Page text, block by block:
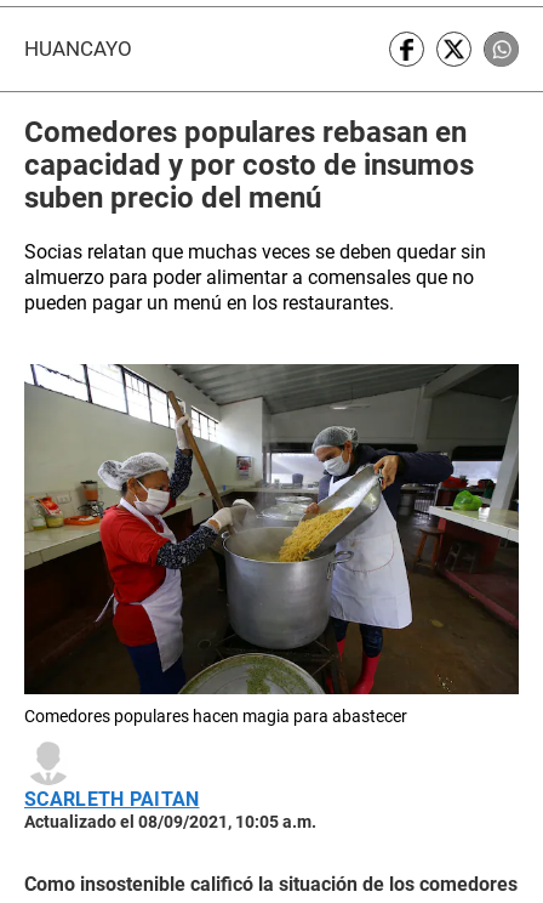
HUANCAYO
Comedores populares rebasan en
capacidad y por costo de insumos
suben precio del menú
Socias relatan que muchas veces se deben quedar sin
almuerzo para poder alimentar a comensales que no
pueden pagar un menú en los restaurantes.
Comedores populares hacen magia para abastecer
SCARLETH PAITAN
Actualizado el 08/09/2021, 10:05 a.m.
Como insostenible calificó la situación de los comedores